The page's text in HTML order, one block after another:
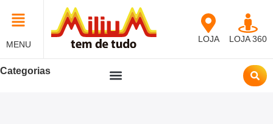
MENU
LOJA LOJA 360
Categorias